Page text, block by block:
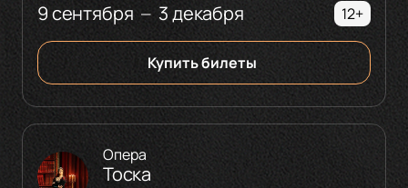
9 сентября — 3 декабря 12+
Купить билеты
Опера
Тоска